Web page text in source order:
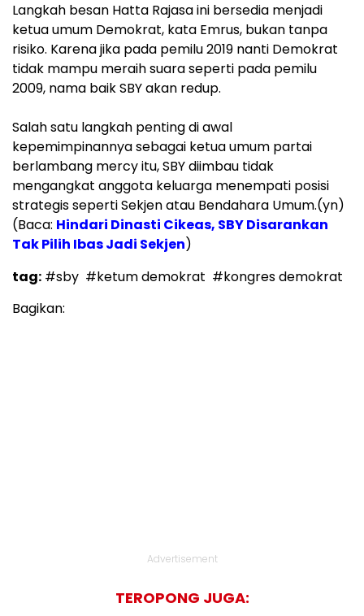
Langkah besan Hatta Rajasa ini bersedia menjadi
ketua umum Demokrat, kata Emrus, bukan tanpa
risiko. Karena jika pada pemilu 2019 nanti Demokrat
tidak mampu meraih suara seperti pada pemilu
2009, nama baik SBY akan redup.
Salah satu langkah penting di awal
kepemimpinannya sebagai ketua umum partai
berlambang mercy itu, SBY diimbau tidak
mengangkat anggota keluarga menempati posisi
strategis seperti Sekjen atau Bendahara Umum.(yn)
(Baca: Hindari Dinasti Cikeas, SBY Disarankan
Tak Pilih Ibas Jadi Sekjen)
tag: #sby #ketum demokrat #kongres demokrat
Bagikan:
Advertisement
TEROPONG JUGA: